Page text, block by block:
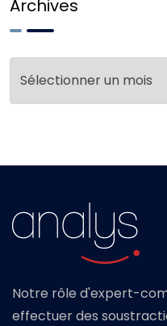
Archives
Archives
Notre rôle d'expert-
effectuer des